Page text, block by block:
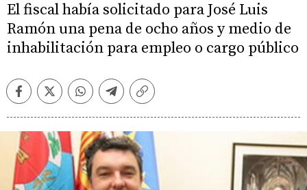
El fiscal había solicitado para José Luis
Ramón una pena de ocho años y medio de
inhabilitación para empleo o cargo público
FacebookTwitterWhatsappTelegramCopiar